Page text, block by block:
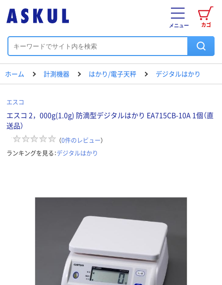
カゴ
メニュー
ホーム 計測機器 はかり/電子天秤 デジタルはかり
エスコ
エスコ 2，000g(1.0g) 防滴型デジタルはかり EA715CB-10A 1個（直
送品）
（0件のレビュー）
ランキングを見る：デジタルはかり